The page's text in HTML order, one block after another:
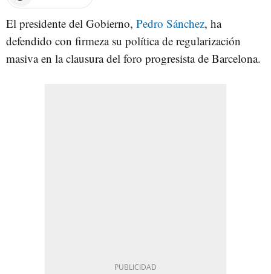
El presidente del Gobierno, Pedro Sánchez, ha
defendido con firmeza su política de regularización
masiva en la clausura del foro progresista de Barcelona.